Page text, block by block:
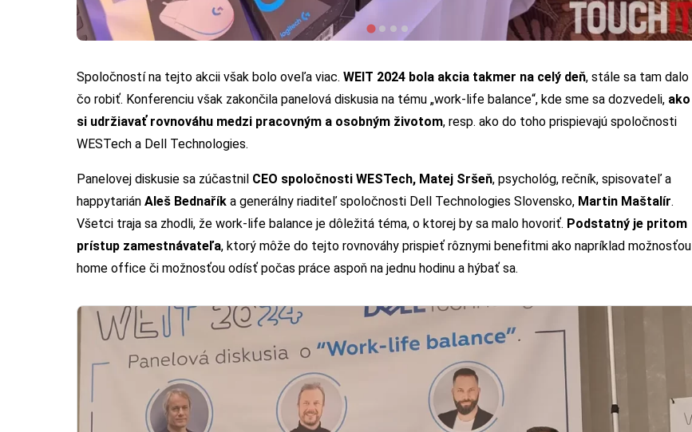
Spoločností na tejto akcii však bolo oveľa viac. WEIT 2024 bola akcia takmer na celý deň, stále sa tam dalo
čo robiť. Konferenciu však zakončila panelová diskusia na tému „work-life balance“, kde sme sa dozvedeli, ako
si udržiavať rovnováhu medzi pracovným a osobným životom, resp. ako do toho prispievajú spoločnosti
WESTech a Dell Technologies.
Panelovej diskusie sa zúčastnil CEO spoločnosti WESTech, Matej Sršeň, psychológ, rečník, spisovateľ a
happytarián Aleš Bednařík a generálny riaditeľ spoločnosti Dell Technologies Slovensko, Martin Maštalír.
Všetci traja sa zhodli, že work-life balance je dôležitá téma, o ktorej by sa malo hovoriť. Podstatný je pritom
prístup zamestnávateľa, ktorý môže do tejto rovnováhy prispieť rôznymi benefitmi ako napríklad možnosťou
home office či možnosťou odísť počas práce aspoň na jednu hodinu a hýbať sa.